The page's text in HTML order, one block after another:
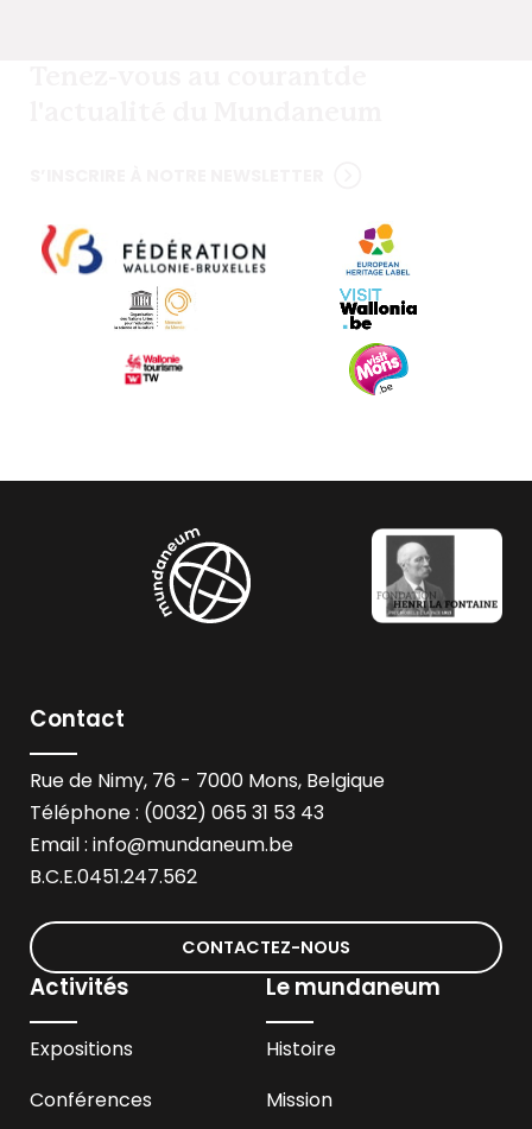
Contact
Rue de Nimy, 76 - 7000 Mons, Belgique
Téléphone : (0032) 065 31 53 43
Email : info@mundaneum.be
B.C.E.0451.247.562
CONTACTEZ-NOUS
Activités
Expositions
Conférences
Le mundaneum
Histoire
Mission